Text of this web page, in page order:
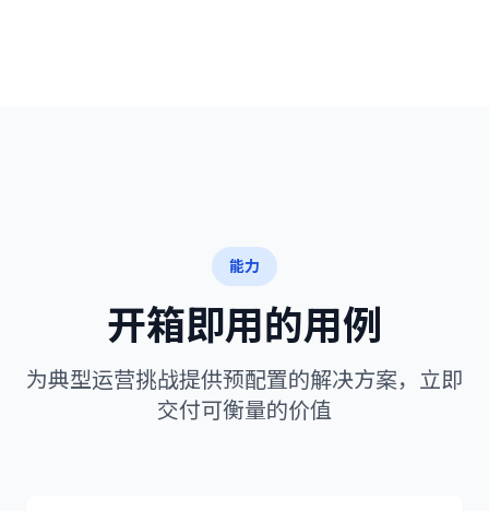
能力
开箱即用的用例
为典型运营挑战提供预配置的解决方案，立即
交付可衡量的价值